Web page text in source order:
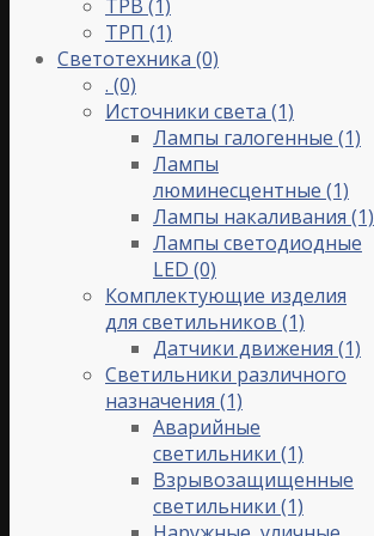
ТРВ (1)
ТРП (1)
Светотехника (0)
. (0)
Источники света (1)
Лампы галогенные (1)
Лампы
люминесцентные (1)
Лампы накаливания (1)
Лампы светодиодные
LED (0)
Комплектующие изделия
для светильников (1)
Датчики движения (1)
Светильники различного
назначения (1)
Аварийные
светильники (1)
Взрывозащищенные
светильники (1)